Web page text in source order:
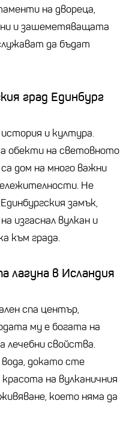
на двореца,
и зашеметяващата
да бъдат
град Единбург
и култура.
обекти на световното
дом на много важни
Не
замък,
изгаснал вулкан и
към града.
лагуна в Исландия
спа център,
му е богата на
лечебни свойства.
докато сте
на вулканичния
което няма да